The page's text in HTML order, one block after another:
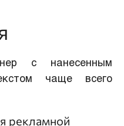
с нанесенным
чаще всего
рекламной